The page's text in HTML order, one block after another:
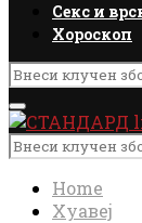
Секс и
Хороскоп
Search
for:
Primary
Menu
Search
for:
Home
Хуавеј